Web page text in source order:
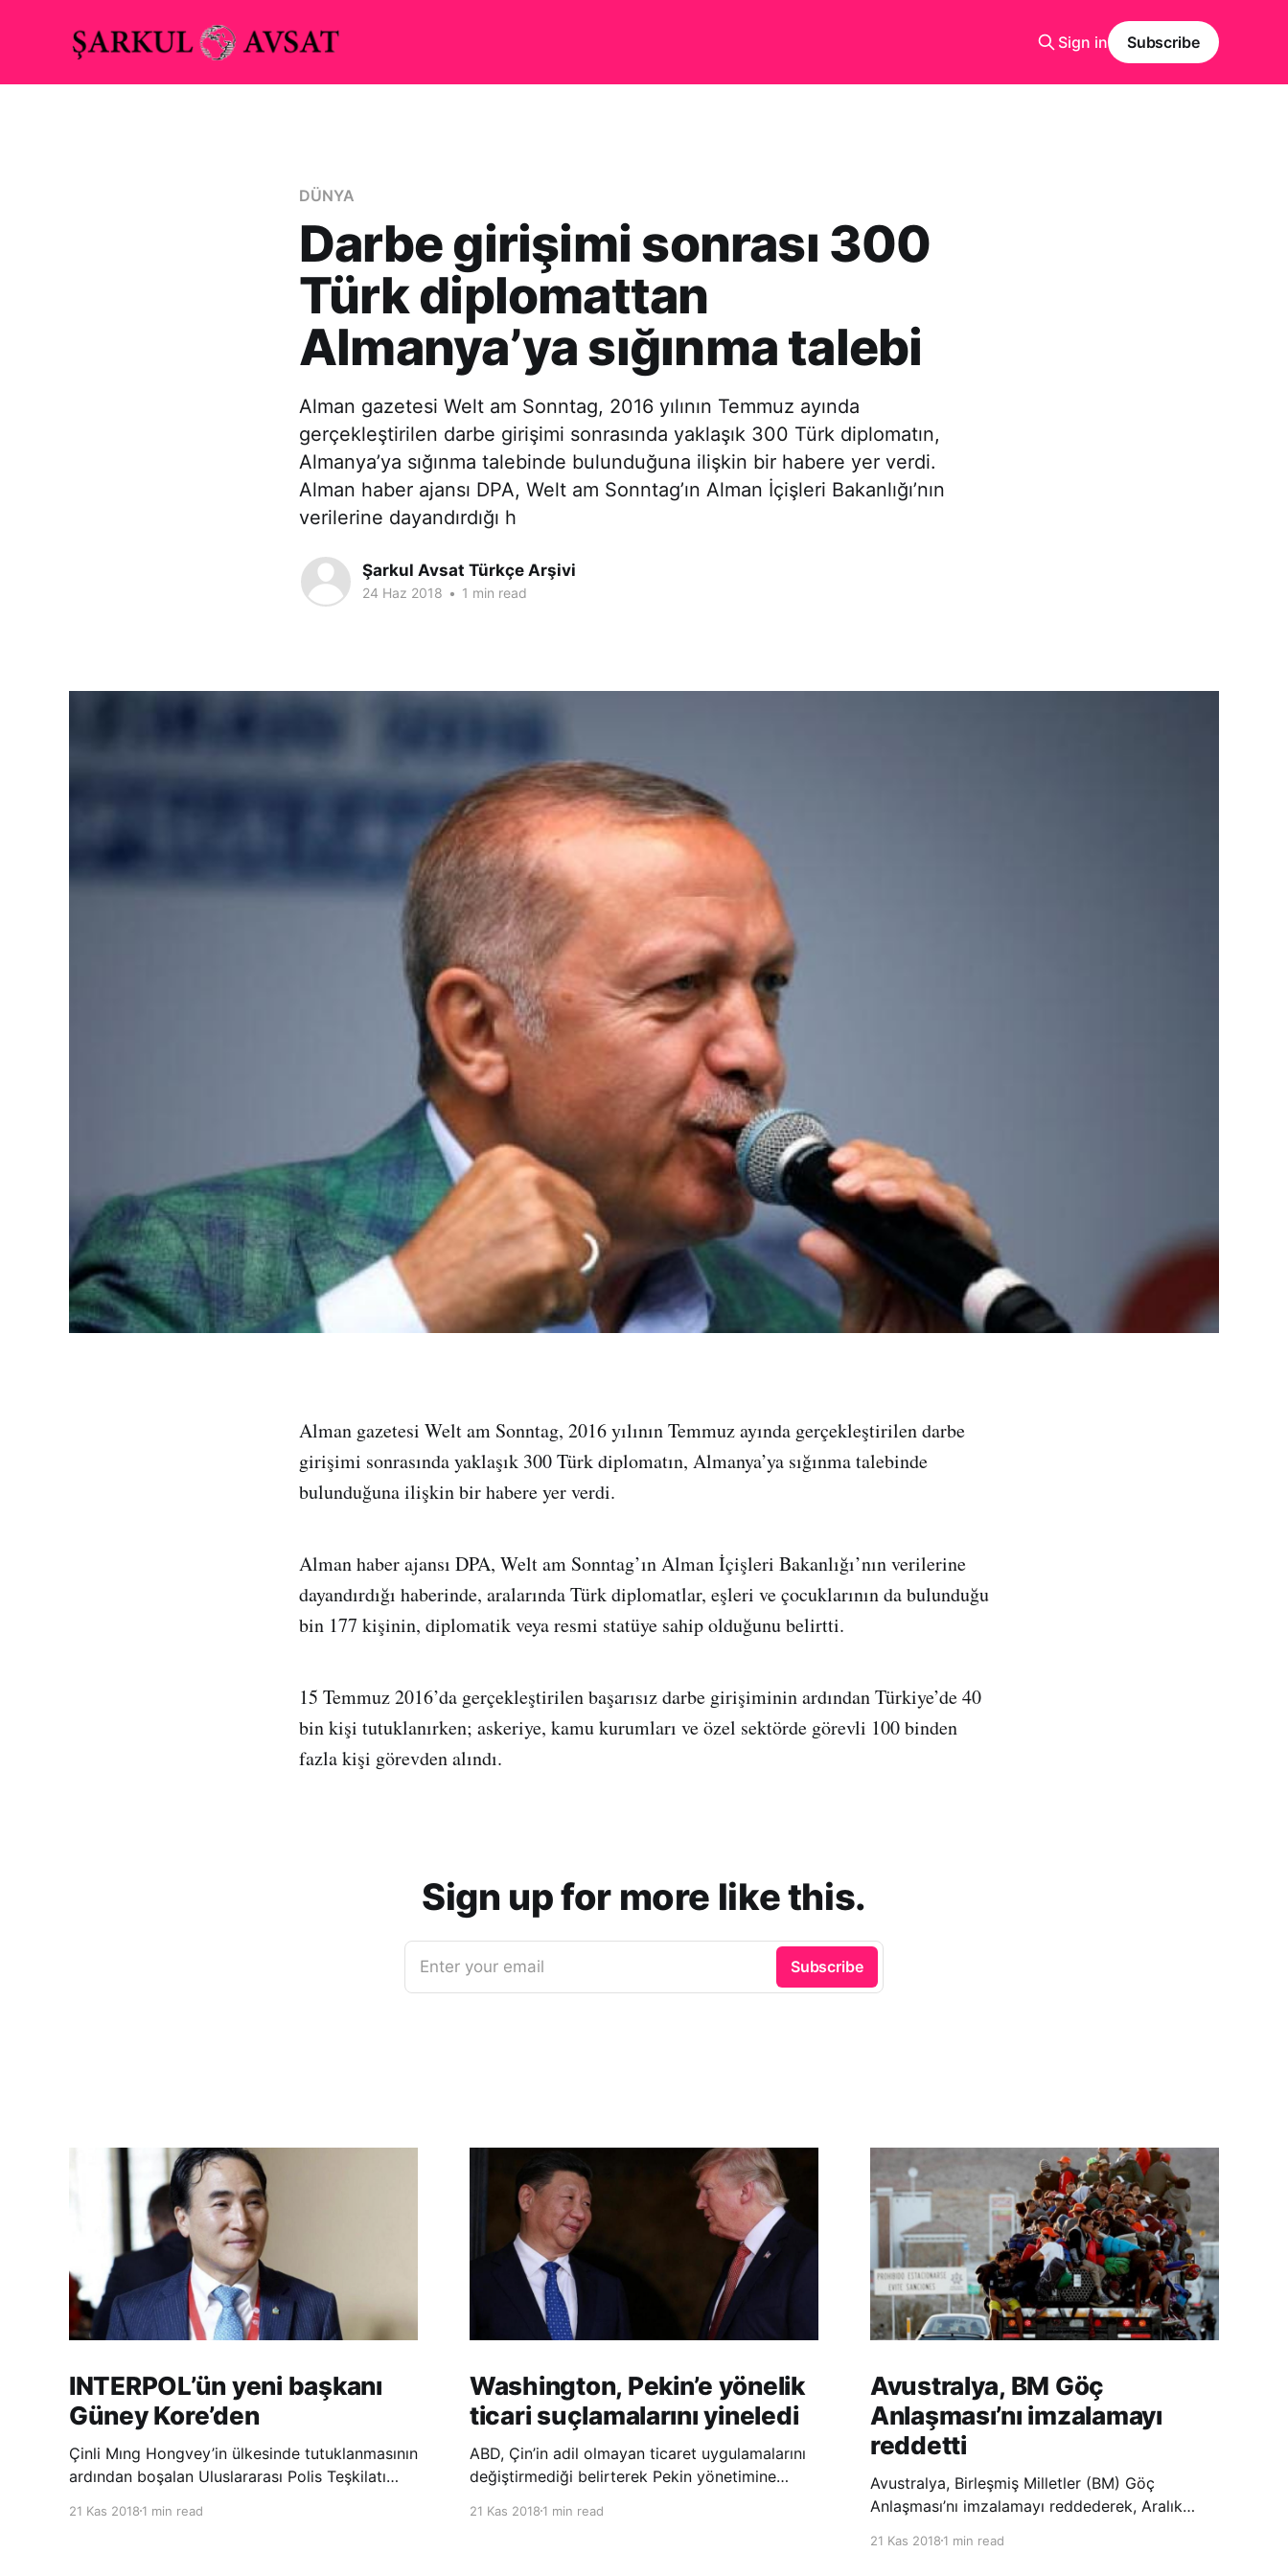
Sign in Subscribe
DÜNYA
Darbe girişimi sonrası 300
Türk diplomattan
Almanya’ya sığınma talebi
Alman gazetesi Welt am Sonntag, 2016 yılının Temmuz ayında
gerçekleştirilen darbe girişimi sonrasında yaklaşık 300 Türk diplomatın,
Almanya’ya sığınma talebinde bulunduğuna ilişkin bir habere yer verdi.
Alman haber ajansı DPA, Welt am Sonntag’ın Alman İçişleri Bakanlığı’nın
verilerine dayandırdığı h
Şarkul Avsat Türkçe Arşivi
24 Haz 2018 • 1 min read
Alman gazetesi Welt am Sonntag, 2016 yılının Temmuz ayında gerçekleştirilen darbe
girişimi sonrasında yaklaşık 300 Türk diplomatın, Almanya’ya sığınma talebinde
bulunduğuna ilişkin bir habere yer verdi.
Alman haber ajansı DPA, Welt am Sonntag’ın Alman İçişleri Bakanlığı’nın verilerine
dayandırdığı haberinde, aralarında Türk diplomatlar, eşleri ve çocuklarının da bulunduğu
bin 177 kişinin, diplomatik veya resmi statüye sahip olduğunu belirtti.
15 Temmuz 2016’da gerçekleştirilen başarısız darbe girişiminin ardından Türkiye’de 40
bin kişi tutuklanırken; askeriye, kamu kurumları ve özel sektörde görevli 100 binden
fazla kişi görevden alındı.
Sign up for more like this.
Enter your email Subscribe
INTERPOL’ün yeni başkanı
Güney Kore’den
Çinli Mıng Hongvey’in ülkesinde tutuklanmasının
ardından boşalan Uluslararası Polis Teşkilatı
Jong Yang seçildi. INTERPOL Genel Kurulu’nun
21 Kas 2018 1 min read
Washington, Pekin’e yönelik
ticari suçlamalarını yineledi
ABD, Çin’in adil olmayan ticaret uygulamalarını
değiştirmediği belirterek Pekin yönetimine
Temsilciliği’nin Çin’in fikri mülkiyet ve teknoloji
21 Kas 20181 min read
Avustralya, BM Göç
Anlaşması’nı imzalamayı
reddetti
Avustralya, Birleşmiş Milletler (BM) Göç
Anlaşması’nı imzalamayı reddederek, Aralık
konferansta BM üyesi ülkeler tarafından
21 Kas 20181 min read